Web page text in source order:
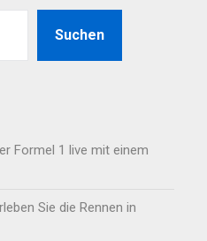
Suchen
Formel 1 live mit einem
Sie die Rennen in